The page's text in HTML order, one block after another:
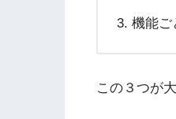
機能ご
この３つが